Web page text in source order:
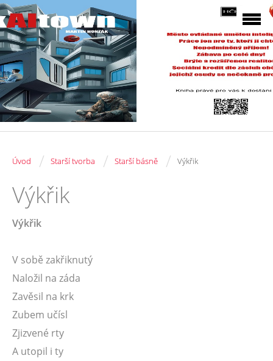
Úvod / Starší tvorba / Starší básně / Výkřik
Výkřik
Výkřik
V sobě zakřiknutý
Naložil na záda
Zavěsil na krk
Zubem učísl
Zjizvené rty
A utopil i ty